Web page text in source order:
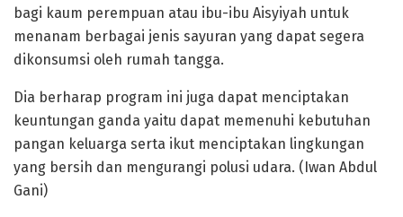
bagi kaum perempuan atau ibu-ibu Aisyiyah untuk
menanam berbagai jenis sayuran yang dapat segera
dikonsumsi oleh rumah tangga.
Dia berharap program ini juga dapat menciptakan
keuntungan ganda yaitu dapat memenuhi kebutuhan
pangan keluarga serta ikut menciptakan lingkungan
yang bersih dan mengurangi polusi udara. (Iwan Abdul
Gani)